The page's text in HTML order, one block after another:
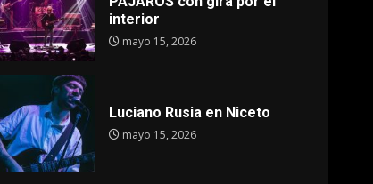
interior
mayo 15, 2026
Luciano Rusia en Niceto
mayo 15, 2026